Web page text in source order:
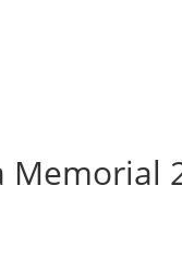
Memorial